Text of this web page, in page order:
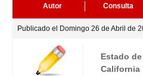
Autor Consulta
Publicado el Domingo 26 de Abril de
Estado
California